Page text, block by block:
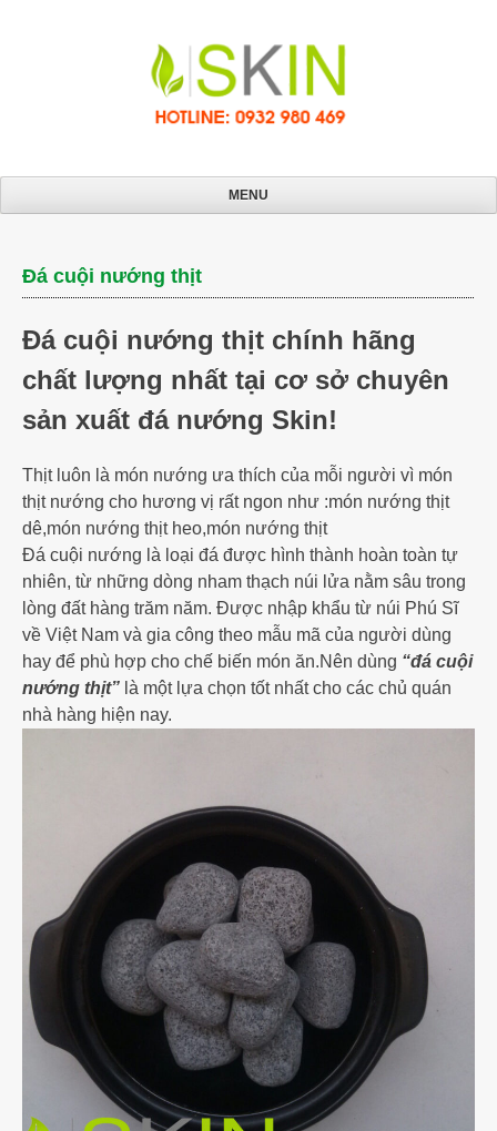
MENU
Đá cuội nướng thịt
Đá cuội nướng thịt chính hãng
chất lượng nhất tại cơ sở chuyên
sản xuất đá nướng Skin!
Thịt luôn là món nướng ưa thích của mỗi người vì món
thịt nướng cho hương vị rất ngon như :món nướng thịt
dê,món nướng thịt heo,món nướng thịt
Đá cuội nướng là loại đá được hình thành hoàn toàn tự
nhiên, từ những dòng nham thạch núi lửa nằm sâu trong
lòng đất hàng trăm năm. Được nhập khẩu từ núi Phú Sĩ
về Việt Nam và gia công theo mẫu mã của người dùng
hay để phù hợp cho chế biến món ăn.Nên dùng “đá cuội
nướng thịt” là một lựa chọn tốt nhất cho các chủ quán
nhà hàng hiện nay.